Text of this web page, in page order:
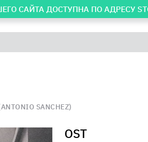
САЙТА ДОСТУПНА ПО АДРЕСУ
SANCHEZ)
OST